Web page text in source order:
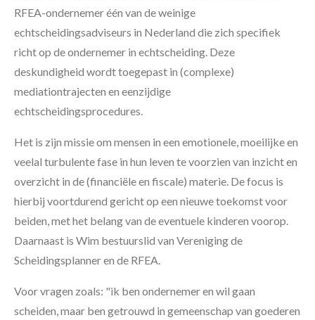
RFEA-ondernemer één van de weinige
echtscheidingsadviseurs in Nederland die zich specifiek
richt op de ondernemer in echtscheiding. Deze
deskundigheid wordt toegepast in (complexe)
mediationtrajecten en eenzijdige
echtscheidingsprocedures.
Het is zijn missie om mensen in een emotionele, moeilijke en
veelal turbulente fase in hun leven te voorzien van inzicht en
overzicht in de (financiële en fiscale) materie. De focus is
hierbij voortdurend gericht op een nieuwe toekomst voor
beiden, met het belang van de eventuele kinderen voorop.
Daarnaast is Wim bestuurslid van Vereniging de
Scheidingsplanner en de RFEA.
Voor vragen zoals: "ik ben ondernemer en wil gaan
scheiden, maar ben getrouwd in gemeenschap van goederen